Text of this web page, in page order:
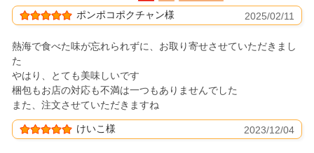
ポンポコポクチャン様 2025/02/11
熱海で食べた味が忘れられずに、お取り寄せさせていただきまし
た
やはり、とても美味しいです
梱包もお店の対応も不満は一つもありませんでした
また、注文させていただきますね
けいこ様 2023/12/04